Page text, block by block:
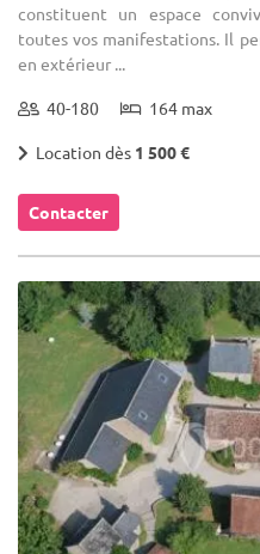
constituent un espace
toutes vos manifestations. Il
en extérieur ...
40-180 164 max
Location dès 1 500 €
Contacter